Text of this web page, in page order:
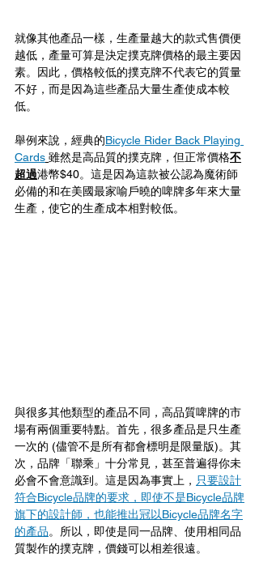
就像其他產品一樣，生產量越大的款式售價便
越低，產量可算是決定撲克牌價格的最主要因
素。因此，價格較低的撲克牌不代表它的質量
不好，而是因為這些產品大量生產使成本較
低。
舉例來說，經典的Bicycle Rider Back Playing
Cards 雖然是高品質的撲克牌，但正常價格不
超過港幣$40。這是因為這款被公認為魔術師
必備的和在美國最家喻戶曉的啤牌多年來大量
生產，使它的生產成本相對較低。
與很多其他類型的產品不同，高品質啤牌的市
場有兩個重要特點。首先，很多產品是只生產
一次的 (儘管不是所有都會標明是限量版)。其
次，品牌「聯乘」十分常見，甚至普遍得你未
必會不會意識到。這是因為事實上， 只要設計
符合Bicycle品牌的要求，即使不是Bicycle品牌
旗下的設計師，也能推出冠以Bicycle品牌名字
的產品。所以，即使是同一品牌、使用相同品
質製作的撲克牌，價錢可以相差很遠。